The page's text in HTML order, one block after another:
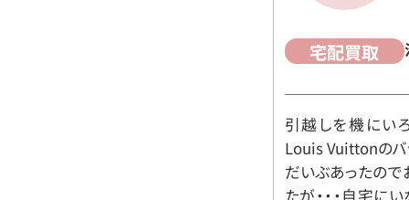
宅配買取
引越しを機にい
Louis Vuittonのバ
だいぶあったので
たが・・・自宅に